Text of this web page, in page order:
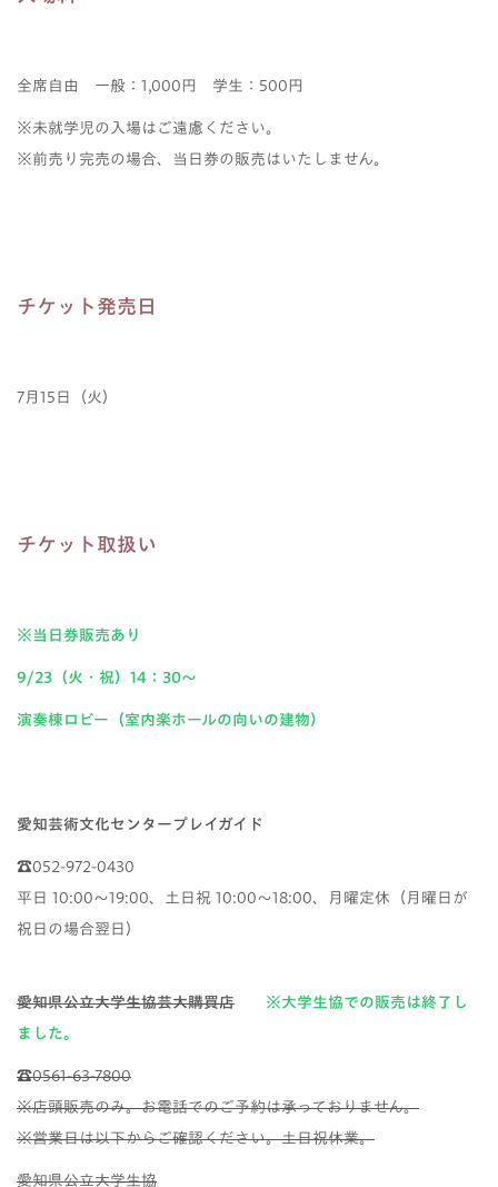
全席自由 一般：1,000円 学生：500円
※未就学児の入場はご遠慮ください。
※前売り完売の場合、当日券の販売はいたしません。
チケット発売日
7月15日（火）
チケット取扱い
※当日券販売あり
9/23（火・祝）14：30～
演奏棟ロビー（室内楽ホールの向いの建物）
愛知芸術文化センタープレイガイド
☎052-972-0430
平日 10:00～19:00、土日祝 10:00～18:00、月曜定休（月曜日が
祝日の場合翌日）
愛知県公立大学生協芸大購買店 ※大学生協での販売は終了し
ました。
☎0561-63-7800
※店頭販売のみ。お電話でのご予約は承っておりません。
※営業日は以下からご確認ください。土日祝休業。
愛知県公立大学生協